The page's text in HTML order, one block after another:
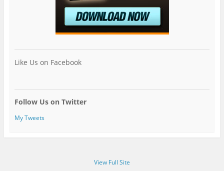
Like Us on Facebook
Follow Us on Twitter
My Tweets
View Full Site